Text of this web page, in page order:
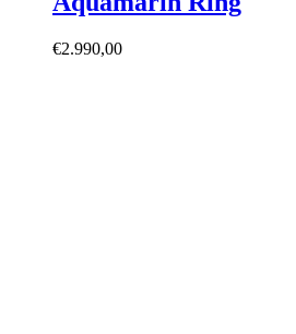
€2.990,00